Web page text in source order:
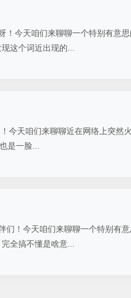
！今天咱们来聊聊一个特别有意
这个词近出现的...
今天咱们来聊聊近在网络上突然
是一脸...
们！今天咱们来聊聊一个特别有
全搞不懂是啥意...